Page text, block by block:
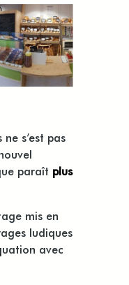
s’est pas
paraît plus
mis en
ludiques
avec